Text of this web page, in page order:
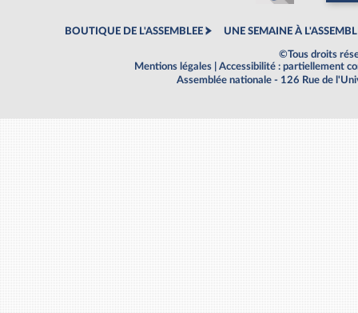
BOUTIQUE DE L'ASSEMBLEE UNE SEMAINE À
©Tous droits
Mentions légales
Accessibilité : partiellement
Assemblée nationale - 126 Rue de